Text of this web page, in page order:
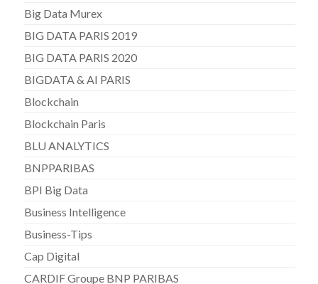
Big Data Murex
BIG DATA PARIS 2019
BIG DATA PARIS 2020
BIGDATA & AI PARIS
Blockchain
Blockchain Paris
BLU ANALYTICS
BNPPARIBAS
BPI Big Data
Business Intelligence
Business-Tips
Cap Digital
CARDIF Groupe BNP PARIBAS